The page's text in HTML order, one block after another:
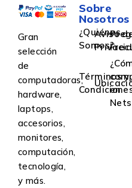
Gran
selección
de
computadoras,
hardware,
laptops,
accesorios,
monitores,
computación,
tecnología,
y más.
Sobre
Nosotros
¿Quiénes
Somos?
Aviso
Términos y
en